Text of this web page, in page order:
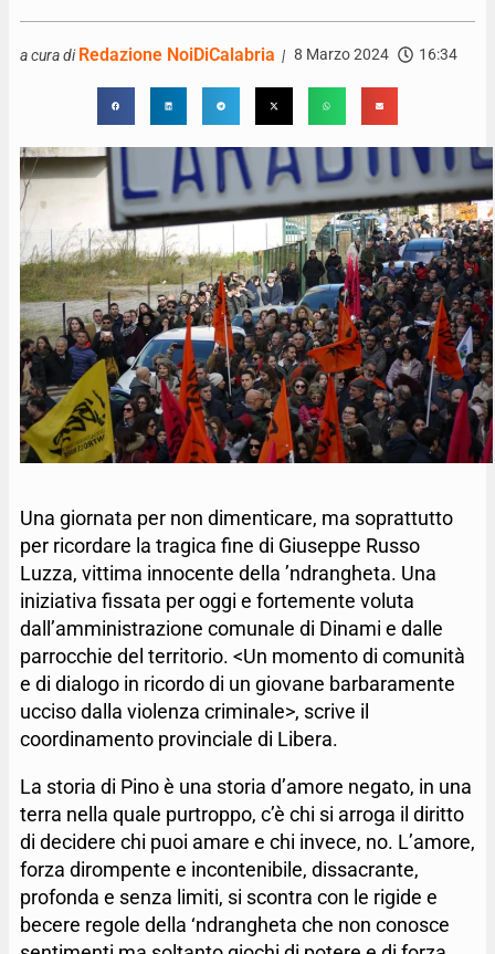
a cura di Redazione NoiDiCalabria | 8 Marzo 2024 16:34
Una giornata per non dimenticare, ma soprattutto
per ricordare la tragica fine di Giuseppe Russo
Luzza, vittima innocente della ’ndrangheta. Una
iniziativa fissata per oggi e fortemente voluta
dall’amministrazione comunale di Dinami e dalle
parrocchie del territorio. <Un momento di comunità
e di dialogo in ricordo di un giovane barbaramente
ucciso dalla violenza criminale>, scrive il
coordinamento provinciale di Libera.
La storia di Pino è una storia d’amore negato, in una
terra nella quale purtroppo, c’è chi si arroga il diritto
di decidere chi puoi amare e chi invece, no. L’amore,
forza dirompente e incontenibile, dissacrante,
profonda e senza limiti, si scontra con le rigide e
becere regole della ‘ndrangheta che non conosce